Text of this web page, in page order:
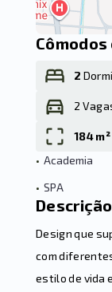
2
2
184 m²
• Academia
• SPA
Design que
com
estilo de vida